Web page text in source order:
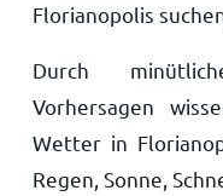
Florianopolis
Durch
Vorhersagen
Wetter in
Regen, Sonne,